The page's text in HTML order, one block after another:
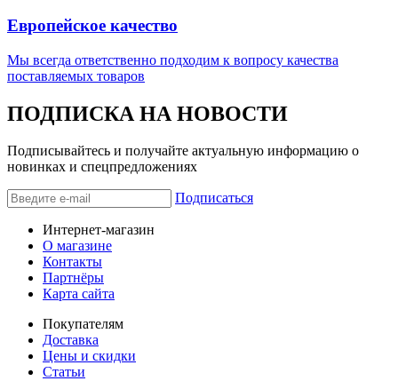
Европейское качество
Мы всегда ответственно подходим к вопросу качества
поставляемых товаров
ПОДПИСКА НА НОВОСТИ
Подписывайтесь и получайте актуальную информацию о
новинках и спецпредложениях
Подписаться
Интернет-магазин
О магазине
Контакты
Партнёры
Карта сайта
Покупателям
Доставка
Цены и скидки
Статьи